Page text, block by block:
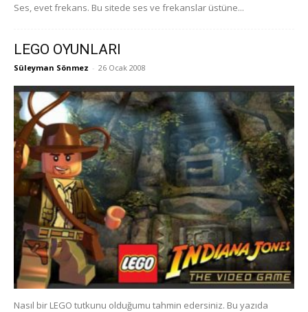
Ses, evet frekans. Bu sitede ses ve frekanslar üstüne...
LEGO OYUNLARI
Süleyman Sönmez - 26 Ocak 2008
Nasıl bir LEGO tutkunu olduğumu tahmin edersiniz. Bu yazıda